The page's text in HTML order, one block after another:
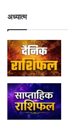
अध्यात्म